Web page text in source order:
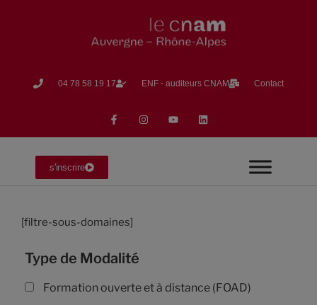
04 78 58 19 17​ ENF - auditeurs CNAM Contact
s'inscrire
[filtre-sous-domaines]
Type de Modalité
Formation ouverte et à distance (FOAD)